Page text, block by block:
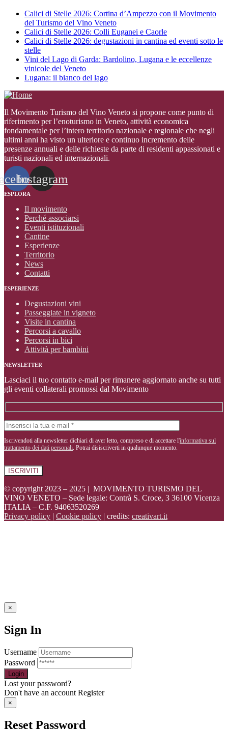
Calici di Stelle 2026: Cortina d’Ampezzo con il Movimento
del Turismo del Vino Veneto
Calici di Stelle 2026: Colli Euganei e Caorle
Calici di Stelle 2026: degustazioni in cantina ed eventi sotto le
stelle
Vini del Lago di Garda: Bardolino, Lugana e le eccellenze
vinicole del Veneto
Lugana: il bianco del lago
Il Movimento Turismo del Vino Veneto si propone come punto di
riferimento per l’enoturismo in Veneto, attività economica
fondamentale per l’intero territorio nazionale e regionale che negli
ultimi anni ha visto un ulteriore e continuo incremento delle
presenze annuali e delle richieste da parte di residenti appassionati e
turisti nazionali ed internazionali.
Instagram
ESPLORA
Il movimento
Perché associarsi
Eventi istituzionali
Cantine
Esperienze
Territorio
News
Contatti
ESPERIENZE
Degustazioni vini
Passeggiate in vigneto
Visite in cantina
Percorsi a cavallo
Percorsi in bici
Attività per bambini
NEWSLETTER
Lasciaci il tuo contatto e-mail per rimanere aggiornato anche su tutti
gli eventi collaterali promossi dal Movimento
Iscrivendoti alla newsletter dichiari di aver letto, compreso e di accettare l'informativa sul
trattamento dei dati personali. Potrai disiscriverti in qualunque momento.
© copyright 2023 – 2025 | MOVIMENTO TURISMO DEL
VINO VENETO – Sede legale: Contrà S. Croce, 3 36100 Vicenza
ITALIA – C.F. 94063520269
Privacy policy | Cookie policy | credits: creativart.it
×
Sign In
Username
Password
Lost your password?
Don't have an account Register
×
Reset Password